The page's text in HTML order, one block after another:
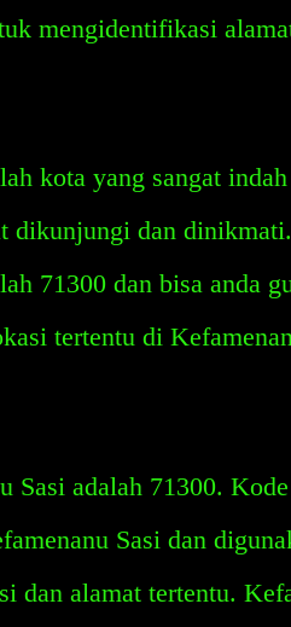
mengidentifikasi
kota yang sangat
dikunjungi dan
71300 dan bisa anda
tertentu di
Sasi adalah 71300.
Sasi dan
dan alamat tertentu.